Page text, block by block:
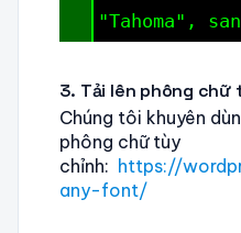
"Tahoma",
3. Tải lên phông chữ
Chúng tôi khuyên
phông chữ tùy
chỉnh: https://
any-font/